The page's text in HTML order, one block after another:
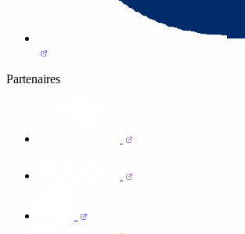
Partenaires